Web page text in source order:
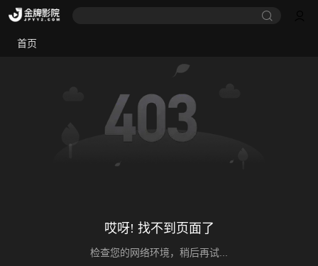
首页
哎呀! 找不到页面了
检查您的网络环境，稍后再试...